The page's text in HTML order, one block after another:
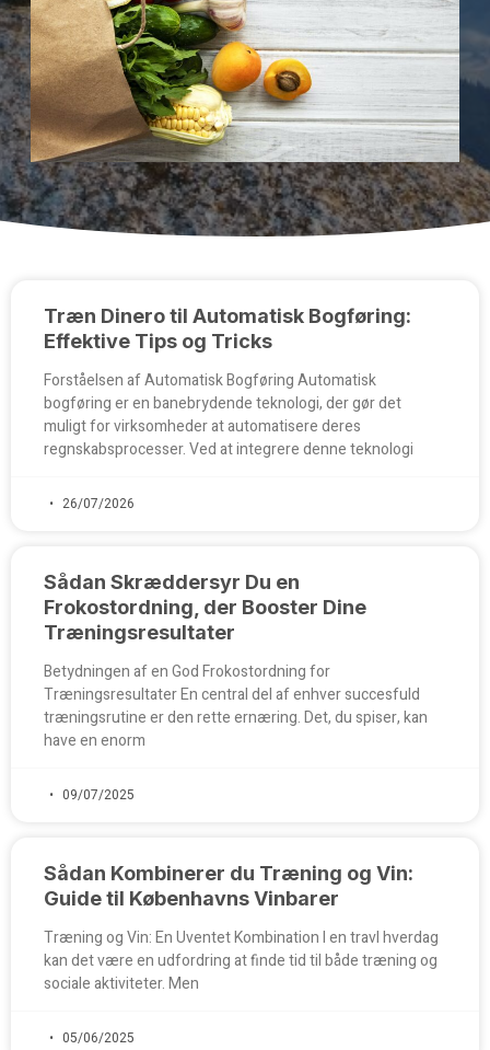
Træn Dinero til Automatisk Bogføring:
Effektive Tips og Tricks
Forståelsen af Automatisk Bogføring Automatisk
bogføring er en banebrydende teknologi, der gør det
muligt for virksomheder at automatisere deres
regnskabsprocesser. Ved at integrere denne teknologi
26/07/2026
Sådan Skræddersyr Du en
Frokostordning, der Booster Dine
Træningsresultater
Betydningen af en God Frokostordning for
Træningsresultater En central del af enhver succesfuld
træningsrutine er den rette ernæring. Det, du spiser, kan
have en enorm
09/07/2025
Sådan Kombinerer du Træning og Vin:
Guide til Københavns Vinbarer
Træning og Vin: En Uventet Kombination I en travl hverdag
kan det være en udfordring at finde tid til både træning og
sociale aktiviteter. Men
05/06/2025